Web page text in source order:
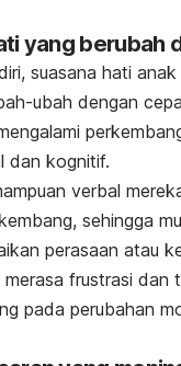
yang berubah
suasana hati
ubah dengan
dan kognitif.
verbal
sehingga
perasaan atau
frustrasi dan
pada perubahan